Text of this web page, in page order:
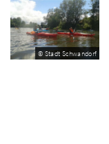
© Stadt Schwandorf